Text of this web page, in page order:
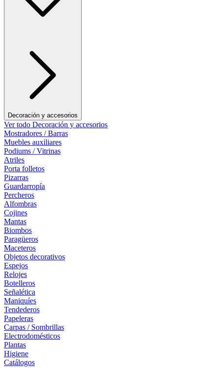
Decoración y accesorios
Ver todo Decoración y accesorios
Mostradores / Barras
Muebles auxiliares
Podiums / Vitrinas
Atriles
Porta folletos
Pizarras
Guardarropía
Percheros
Alfombras
Cojines
Mantas
Biombos
Paragüeros
Maceteros
Objetos decorativos
Espejos
Relojes
Botelleros
Señalética
Maniquíes
Tendederos
Papeleras
Carpas / Sombrillas
Electrodomésticos
Plantas
Higiene
Catálogos